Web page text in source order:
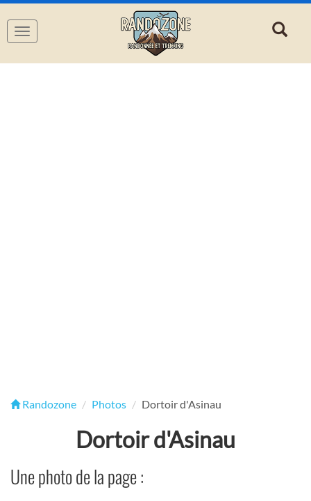
Navigation
Randozone Photos Dortoir d'Asinau
Dortoir d'Asinau
Une photo de la page :